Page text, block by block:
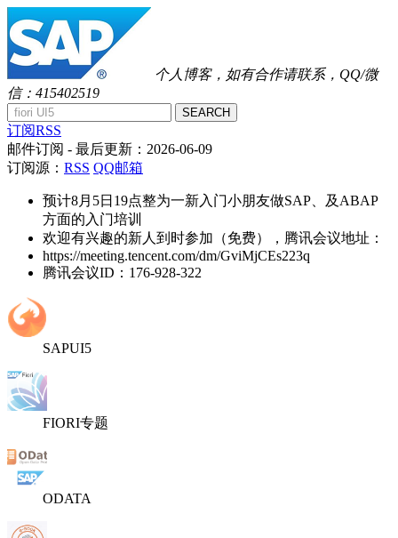
个人博客，如有合作请联系，QQ/微
信：415402519
SEARCH
订阅RSS
邮件订阅 - 最后更新： 2026-06-09
订阅源： RSS QQ邮箱
预计8月5日19点整为一新入门小朋友做SAP、及ABAP
方面的入门培训
欢迎有兴趣的新人到时参加（免费），腾讯会议地址：
https://meeting.tencent.com/dm/GviMjCEs223q
腾讯会议ID：176-928-322
SAPUI5
FIORI专题
ODATA